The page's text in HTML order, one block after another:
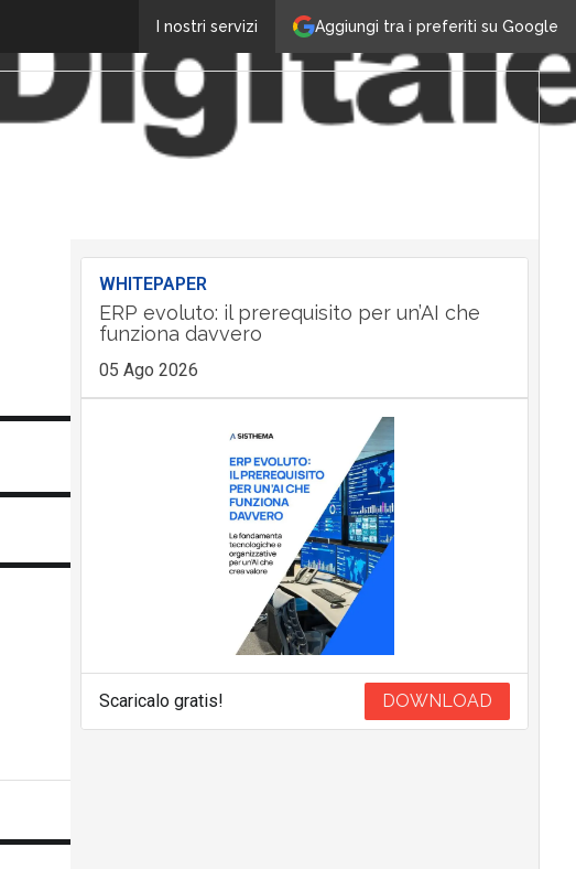
Aggiungi tra i preferiti su Google
I nostri servizi
WHITEPAPER
ERP evoluto: il prerequisito per un’AI che
funziona davvero
05 Ago 2026
Scaricalo gratis! DOWNLOAD